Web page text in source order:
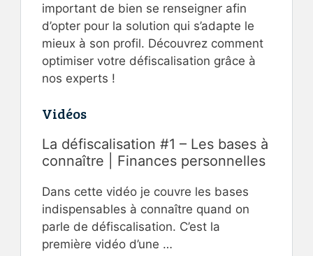
important de bien se renseigner afin
d’opter pour la solution qui s’adapte le
mieux à son profil. Découvrez comment
optimiser votre défiscalisation grâce à
nos experts !
Vidéos
La défiscalisation #1 – Les bases à
connaître | Finances personnelles
Dans cette vidéo je couvre les bases
indispensables à connaître quand on
parle de défiscalisation. C’est la
première vidéo d’une …